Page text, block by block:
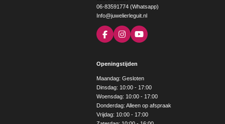
06-83591774 (Whatsapp)
Info@juwelierleguit.nl
F
a
b
o
k
I
n
a
g
r
a
m
Y
o
e
Openingstijden
Maandag: Gesloten
Dinsdag: 10:00 - 17:00
Woensdag: 10:00 - 17:00
Donderdag: Alleen op afspraak
Vrijdag: 10:00 - 17:00